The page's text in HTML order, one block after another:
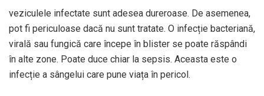
veziculele infectate sunt adesea dureroase. De asemenea,
pot fi periculoase dacă nu sunt tratate. O infecție bacteriană,
virală sau fungică care începe în blister se poate răspândi
în alte zone. Poate duce chiar la sepsis. Aceasta este o
infecție a sângelui care pune viața în pericol.